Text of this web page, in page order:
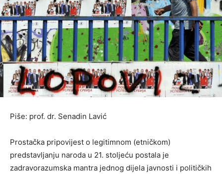
Piše: prof. dr. Senadin Lavić
Prostačka pripovijest o legitimnom (etničkom)
predstavljanju naroda u 21. stoljeću postala je
zadravorazumska mantra jednog dijela javnosti i političkih